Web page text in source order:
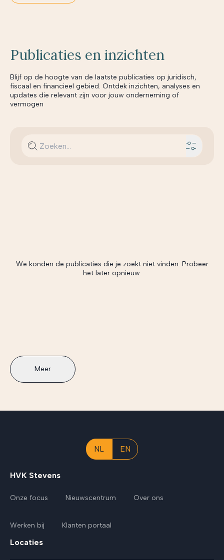
Publicaties en inzichten
Blijf op de hoogte van de laatste publicaties op juridisch,
fiscaal en financieel gebied. Ontdek inzichten, analyses en
updates die relevant zijn voor jouw onderneming of
vermogen
We konden de publicaties die je zoekt niet vinden. Probeer
het later opnieuw.
Meer
NL EN
HVK Stevens
Onze focus Nieuwscentrum Over ons
Werken bij Klanten portaal
Locaties